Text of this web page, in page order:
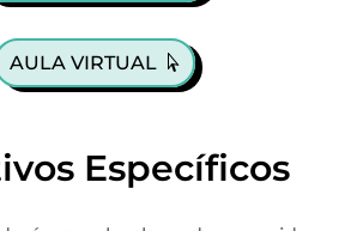
AULA VIRTUAL
Específicos